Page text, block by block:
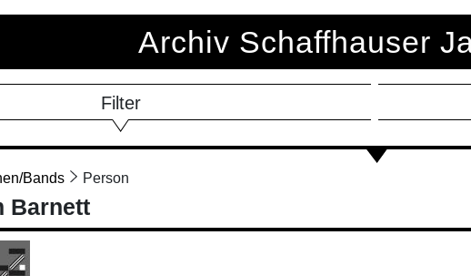
Archiv Schaffhauser
Filter
Bands Person
Barnett